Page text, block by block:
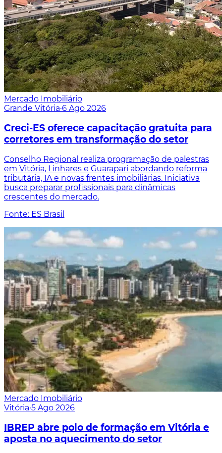
Mercado Imobiliário
Grande Vitória·6 Ago 2026
Creci-ES oferece capacitação gratuita para
corretores em transformação do setor
Conselho Regional realiza programação de palestras
em Vitória, Linhares e Guarapari abordando reforma
tributária, IA e novas frentes imobiliárias. Iniciativa
busca preparar profissionais para dinâmicas
crescentes do mercado.
Fonte: ES Brasil
Mercado Imobiliário
Vitória·5 Ago 2026
IBREP abre polo de formação em Vitória e
aposta no aquecimento do setor